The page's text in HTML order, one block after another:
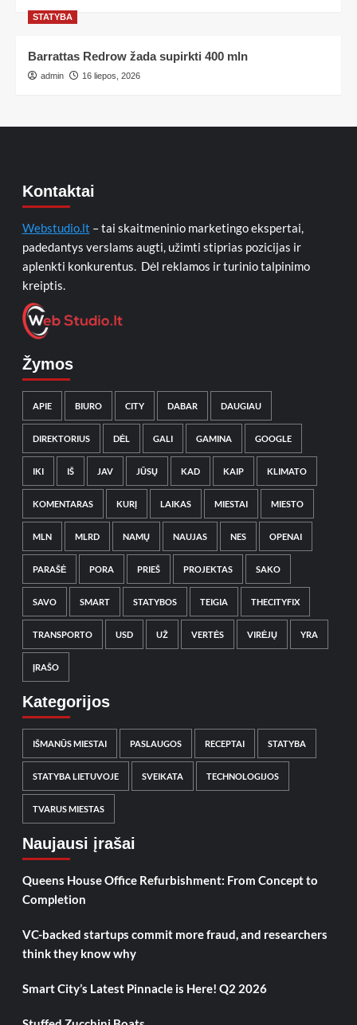
STATYBA
Barrattas Redrow žada supirkti 400 mln
admin 16 liepos, 2026
Kontaktai
Webstudio.lt – tai skaitmeninio marketingo ekspertai,
padedantys verslams augti, užimti stiprias pozicijas ir
aplenkti konkurentus. Dėl reklamos ir turinio talpinimo
kreiptis.
Žymos
APIE BIURO CITY DABAR DAUGIAU
DIREKTORIUS DĖL GALI GAMINA GOOGLE
IKI IŠ JAV JŪSŲ KAD KAIP KLIMATO
KOMENTARAS KURĮ LAIKAS MIESTAI MIESTO
MLN MLRD NAMŲ NAUJAS NES OPENAI
PARAŠĖ PORA PRIEŠ PROJEKTAS SAKO
SAVO SMART STATYBOS TEIGIA THECITYFIX
TRANSPORTO USD UŽ VERTĖS VIRĖJŲ YRA
ĮRAŠO
Kategorijos
IŠMANŪS MIESTAI PASLAUGOS RECEPTAI STATYBA
STATYBA LIETUVOJE SVEIKATA TECHNOLOGIJOS
TVARUS MIESTAS
Naujausi įrašai
Queens House Office Refurbishment: From Concept to
Completion
VC-backed startups commit more fraud, and researchers
think they know why
Smart City’s Latest Pinnacle is Here! Q2 2026